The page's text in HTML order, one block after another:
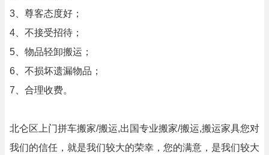
3、尊客态度好；
4、不接受招待；
5、物品轻卸搬运；
6、不损坏遗漏物品；
7、合理收费。
北仑区上门拼车搬家/搬运,出国专业搬家/搬运,搬运家具您对
我们的信任，就是我们较大的荣幸，您的满意，是我们较大